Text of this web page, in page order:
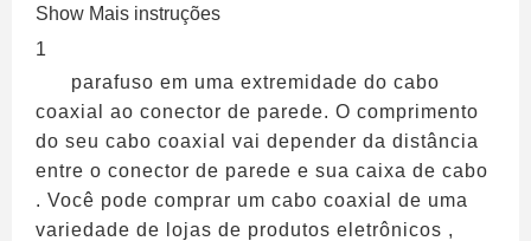
Show Mais instruções
1
parafuso em uma extremidade do cabo
coaxial ao conector de parede. O comprimento
do seu cabo coaxial vai depender da distância
entre o conector de parede e sua caixa de cabo
. Você pode comprar um cabo coaxial de uma
variedade de lojas de produtos eletrônicos ,